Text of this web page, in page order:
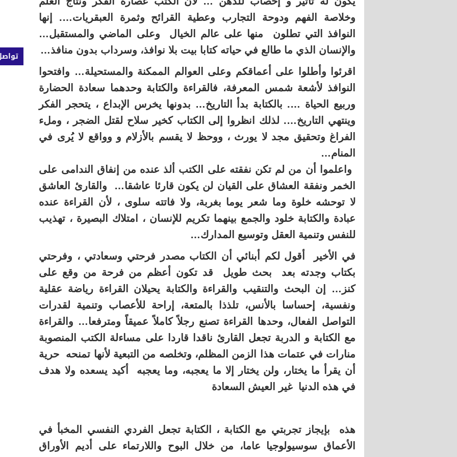
وخلاصة الفهم ودوحة التجارب وعطية القرائح وثمرة العبقريات…. إنها
النوافذ التي تطلون منها على عالم الخيال وعلى الماضي والمستقبل…
والإنسان الذي ما طالع في حياته كتابا بيت بلا نوافذ، وسرداب بدون منافذ…
اقرئوا وأطلوا على أعماقكم وعلى العوالم الممكنة والمستحيلة… وافتحوا
النوافذ لأشعة شمس المعرفة، فالقراءة والكتابة وحدهما سعادة الحضارة
وربيع الحياة …. بالكتابة بدأ التاريخ… بدونها يخرس الإبداع ، يتحجر الفكر
وينتهي التاريخ…. لذلك انظروا إلى الكتاب كخير سلاح لقتل الضجر ، وملء
الفراغ وتحقيق مجد لا يورث ، ووحظ لا يقسم بالأزلام و وواقع لا يُرى في
المنام…
‏ واعلموا أن من لم تكن نفقته على الكتب ألذ عنده من إنفاق الندامى على
الخمر ونفقة العشاق على القيان لن يكون قارئا عاشقا… والقارئ العاشق
لا توحشه خلوة وما شعر يوما بغربة، ولا فاتته سلوى ، لأن القراءة عنده
عبادة والكتابة خلود والجمع بينهما تكريم للإنسان ، امتلاك البصيرة ، تهذيب
للنفس وتنمية العقل وتوسيع المدارك…
في الأخير أقول لكم أبنائي أن الكتاب مصدر فرحتي وسعادتي ، وفرحتي
بكتاب وجدته بعد بحث طويل قد تكون أعظم من فرحة من وقع على
كنز… إن البحث والتنقيب والقراءة والكتابة يحيلان ‎القراءة رياضة عقلية
ونفسية، إحساسا بالأنس، تلذذا بالمتعة، إراحة للأعصاب وتنمية لقدرات
التواصل الفعال، وحدها القراءة تصنع رجلاً كاملاً عميقاً ومترفعا… والقراءة
مع الكتابة و الدربة تجعل القارئ ناقدا قاردا على مساءلة الكتب المنصوبة
منارات في عتمات هذا الزمن المظلم، وتخلصه من التبعية لأنها تمنحه حرية
أن يقرأ ما يختار، ولن يختار إلا ما يعجبه، وما يعجبه أكيد يسعده ولا هدف
في هذه الدنيا غير العيش السعادة
هذه بإيجاز تجربتي مع الكتابة ، الكتابة تجعل الفردي النفسي المخبأ في
الأعماق سوسيولوجيا عاما، من خلال البوح واللارتماء على أديم الأوراق